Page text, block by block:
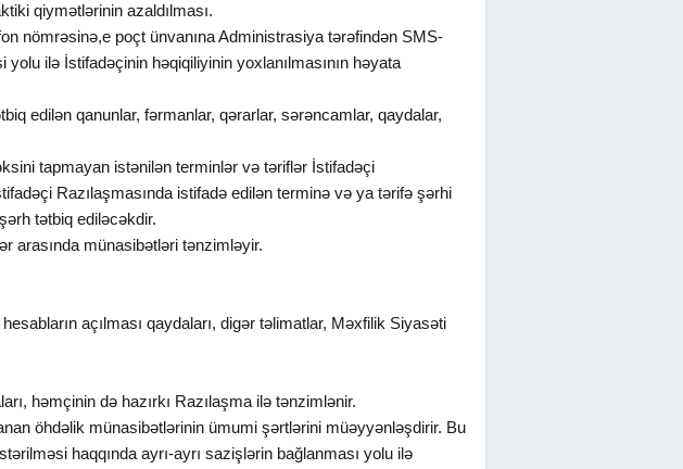
qiymətlərinin azaldılması.
nömrəsinə,e poçt ünvanına Administrasiya tərəfindən SMS-
ilə İstifadəçinin həqiqiliyinin yoxlanılmasının həyata
edilən qanunlar, fərmanlar, qərarlar, sərəncamlar, qaydalar,
tapmayan istənilən terminlər və təriflər İstifadəçi
Razılaşmasında istifadə edilən terminə və ya tərifə şərhi
tətbiq ediləcəkdir.
arasında münasibətləri tənzimləyir.
açılması qaydaları, digər təlimatlar, Məxfilik Siyasəti
həmçinin də hazırkı Razılaşma ilə tənzimlənir.
öhdəlik münasibətlərinin ümumi şərtlərini müəyyənləşdirir. Bu
haqqında ayrı-ayrı sazişlərin bağlanması yolu ilə